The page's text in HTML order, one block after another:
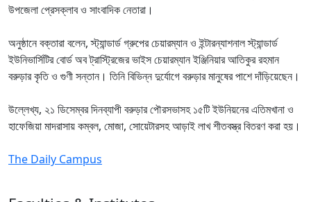
উপজেলা প্রেসক্লাব ও সাংবাদিক নেতারা।
অনুষ্ঠানে বক্তারা বলেন, স্ট্যান্ডার্ড গ্রুপের চেয়ারম্যান ও ইন্টারন্যাশনাল স্ট্যান্ডার্ড
ইউনিভার্সিটির বোর্ড অব ট্রাস্ট্রিজের ভাইস চেয়ারম্যান ইঞ্জিনিয়ার আতিকুর রহমান
বরুড়ার কৃতি ও গুণী সন্তান। তিনি বিভিন্ন দুর্যোগে বরুড়ার মানুষের পাশে দাঁড়িয়েছেন।
উল্লেখ্য, ২১ ডিসেম্বর দিনব্যাপী বরুড়ার পৌরসভাসহ ১৫টি ইউনিয়নের এতিমখানা ও
হাফেজিয়া মাদরাসায় কম্বল, মোজা, সোয়েটারসহ আড়াই লাখ শীতবস্ত্র বিতরণ করা হয়।
The Daily Campus